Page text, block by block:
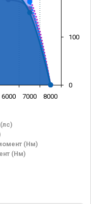
(Нм)
(Нм)
6000 7000 8000
0
100